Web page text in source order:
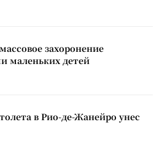
захоронение
маленьких детей
в Рио-де-Жанейро унес